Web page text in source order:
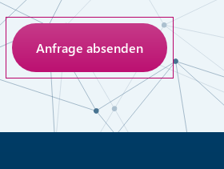
Anti-Roboter-Verifizierung
Hier klicken